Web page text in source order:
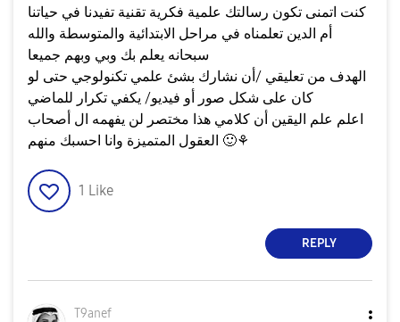
o
كنت اتمنى تكون رسالتك علمية فكرية تقنية تفيدنا في حياتنا
أم الدين تعلمناه في مراحل الابتدائية والمتوسطة والله
سبحانه يعلم بك وبي وبهم جميعا
الهدف من تعليقي /أن نشارك بشئ علمي تكنولوجي حتى لو
كان على شكل صور أو فيديو/ يكفي تكرار للماضي
اعلم علم اليقين أن كلامي هذا مختصر لن يفهمه ال أصحاب
🙂⚘
1 Like
REPLY
T9anef